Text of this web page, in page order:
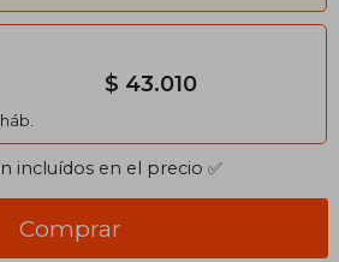
$ 43.010
incluídos en el precio ✅
Comprar